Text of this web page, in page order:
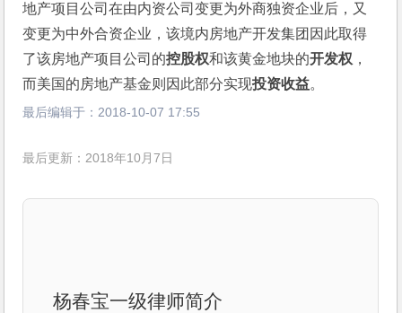
地产项目公司在由内资公司变更为外商独资企业后，又
变更为中外合资企业，该境内房地产开发集团因此取得
了该房地产项目公司的控股权和该黄金地块的开发权 ，
而美国的房地产基金则因此部分实现投资收益。
最后编辑于： 2018-10-07 17:55
最后更新：2018年10月7日
杨春宝一级律师简介